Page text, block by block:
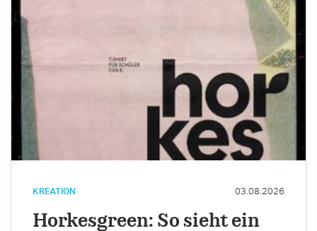
KREATION 03.08.2026
Horkesgreen: So sieht ein